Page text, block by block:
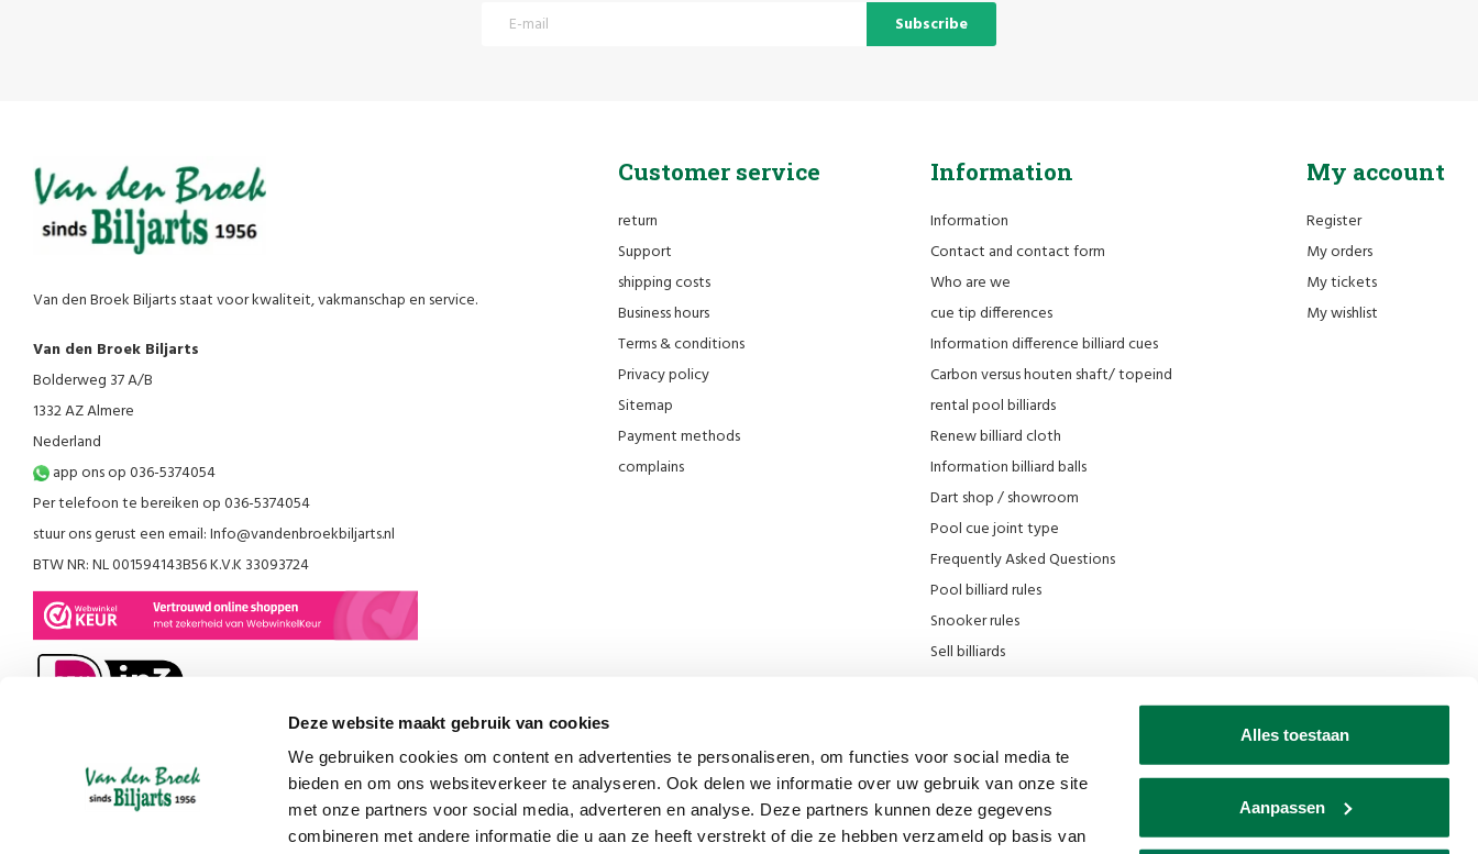
Deze website maakt gebruik van cookies
We gebruiken cookies om content en advertenties te personaliseren, om functies voor social media te
bieden en om ons websiteverkeer te analyseren. Ook delen we informatie over uw gebruik van onze site
met onze partners voor social media, adverteren en analyse. Deze partners kunnen deze gegevens
combineren met andere informatie die u aan ze heeft verstrekt of die ze hebben verzameld op basis van
Alles toestaan
Aanpassen
Subscribe
Van den Broek Biljarts staat voor kwaliteit, vakmanschap en service.
Van den Broek Biljarts
Bolderweg 37 A/B
1332 AZ Almere
Nederland
app ons op 036-5374054
Per telefoon te bereiken op 036-5374054
stuur ons gerust een email:Info@vandenbroekbiljarts.nl
BTW NR: NL 001594143B56 K.V.K 33093724
Customer service
return
Support
shipping costs
Business hours
Terms & conditions
Privacy policy
Sitemap
Payment methods
complains
Information
Information
Contact and contact form
Who are we
cue tip differences
Information difference billiard cues
Carbon versus houten shaft/ topeind
rental pool billiards
Renew billiard cloth
Information billiard balls
Dart shop / showroom
Pool cue joint type
Frequently Asked Questions
Pool billiard rules
Snooker rules
Sell ​​billiards
Promotie Filmpjes Van den Broek Biljarts
Blog
Billiards museum
div links
My account
Register
My orders
My tickets
My wishlist